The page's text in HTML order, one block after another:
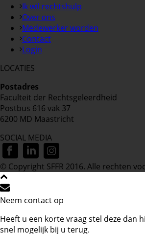
Ik wil rechtshulp
Over ons
Medewerker worden
Contact
Login
LOCATIES
Postadres
Faculteit der Rechtsgeleerdheid
Postbus 616 vak 37
6200 MD Maastricht
SOCIAL MEDIA
© Copyright SFFR 2016. Alle rechten
Neem contact op
Heeft u een korte vraag stel deze dan
snel mogelijk bij u terug.